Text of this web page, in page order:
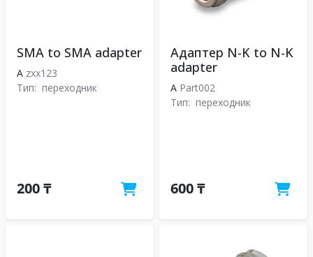
SMA to SMA adapter
A zxx123
Тип: переходник
200 ₸
Адаптер N-K to N-K
adapter
A Part002
Тип: переходник
600 ₸